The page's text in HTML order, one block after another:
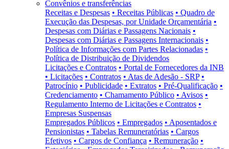
Convênios e transferências
Receitas e Despesas • Receitas Públicas • Quadro de
Execução das Despesas, por Unidade Orçamentária •
Despesas com Diárias e Passagens Nacionais •
Despesas com Diárias e Passagens Internacionais •
Política de Informações com Partes Relacionadas •
Política de Distribuição de Dividendos
Licitações e Contratos • Portal de Fornecedores da INB
• Licitações • Contratos • Atas de Adesão - SRP •
Patrocínio • Publicidade • Extratos • Pré-Qualificação •
Credenciamento • Chamamento Público • Avisos •
Regulamento Interno de Licitações e Contratos •
Empresas Suspensas
Empregados Públicos • Empregados • Aposentados e
Pensionistas • Tabelas Remuneratórias • Cargos
Efetivos • Cargos de Confiança • Remuneração •